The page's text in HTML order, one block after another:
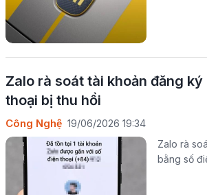
Zalo rà soát tài khoản đăng ký
thoại bị thu hồi
Công Nghệ 19/06/2026 19:34
Zalo rà
bằng số